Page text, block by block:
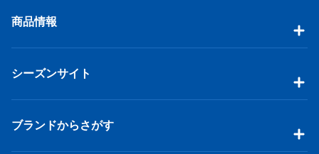
商品情報
シーズンサイト
ブランドからさがす